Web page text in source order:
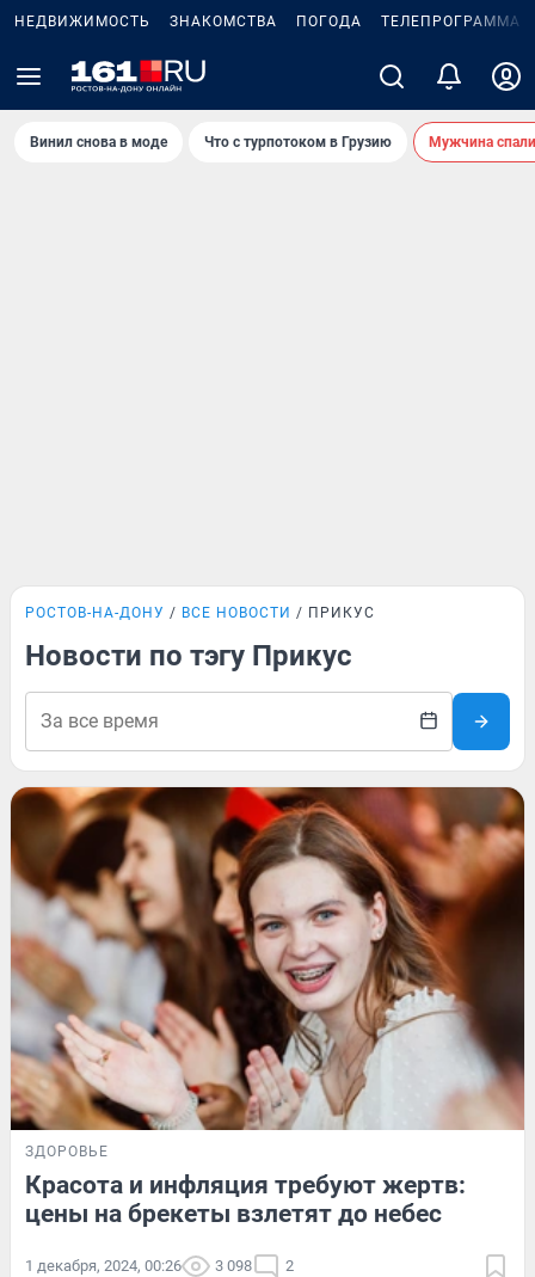
НЕДВИЖИМОСТЬ ЗНАКОМСТВА ПОГОДА ТЕЛЕПРОГРАММА
Винил снова в моде Что с турпотоком в Грузию Мужчина
РОСТОВ-НА-ДОНУ ВСЕ НОВОСТИ ПРИКУС
Новости по тэгу Прикус
ЗДОРОВЬЕ
Красота и инфляция требуют жертв:
цены на брекеты взлетят до небес
1 декабря, 2024, 00:26 3 098 2